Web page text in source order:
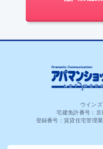
ウイン
宅建免許番号：
登録番号：賃貸住宅管理